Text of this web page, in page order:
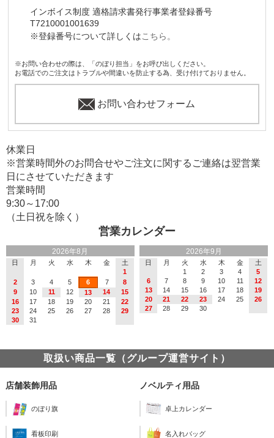
インボイス制度 適格請求書発行事業者登録番号
T7210001001639
※登録番号について詳しくはこちら。
※お問い合わせの際は、「のぼり担当」をお呼び出しください。
お電話でのご注文はトラブルや間違いを防止する為、受け付けておりません。
お問い合わせフォーム
営業カレンダー
2026年8月
日 月 火 水 木 金
土
1
2
3 4 5 6 7
8
9
10 11 12 13 14
15
16
17 18 19 20 21
22
23
24 25 26 27 28
29
30
31
2026年9月
日 月 火 水 木 金
土
1
2 3 4
5
6
7 8 9 10 11
12
13
14 15 16 17 18
19
20
21 22 23 24 25
26
27
28 29 30
休業日
※営業時間外のお問合せやご注文に関するご連絡は翌営業
日にさせていただきます
営業時間
9:30～17:00
（土日祝を除く）
取扱い商品一覧（グループ運営サイト）
店舗装飾用品
のぼり旗
看板印刷
ノベルティ用品
卓上カレンダー
名入れバッグ